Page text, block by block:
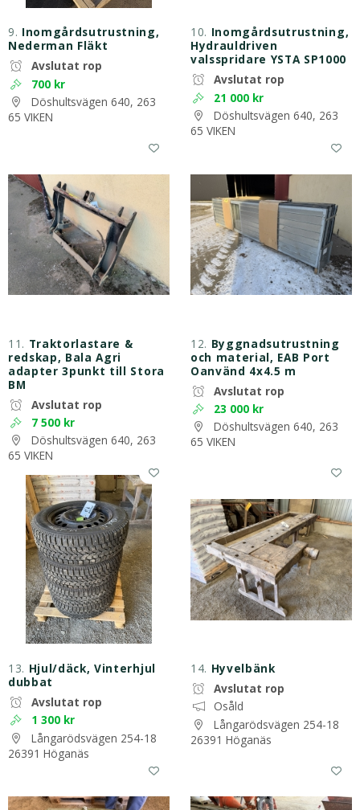
9. Inomgårdsutrustning,
Nederman Fläkt
Avslutat rop
700 kr
Döshultsvägen 640, 263
65 VIKEN
10. Inomgårdsutrustning,
Hydrauldriven
valsspridare YSTA SP1000
Avslutat rop
21 000 kr
Döshultsvägen 640, 263
65 VIKEN
11. Traktorlastare &
redskap, Bala Agri
adapter 3punkt till Stora
BM
Avslutat rop
7 500 kr
Döshultsvägen 640, 263
65 VIKEN
12. Byggnadsutrustning
och material, EAB Port
Oanvänd 4x4.5 m
Avslutat rop
23 000 kr
Döshultsvägen 640, 263
65 VIKEN
13. Hjul/däck, Vinterhjul
dubbat
Avslutat rop
1 300 kr
Långarödsvägen 254-18
26391 Höganäs
14. Hyvelbänk
Avslutat rop
Osåld
Långarödsvägen 254-18
26391 Höganäs